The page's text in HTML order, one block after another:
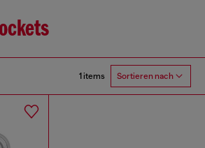
1 items Sortieren nach